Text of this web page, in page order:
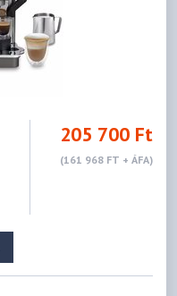
205 700 Ft
(161 968 FT + ÁFA)